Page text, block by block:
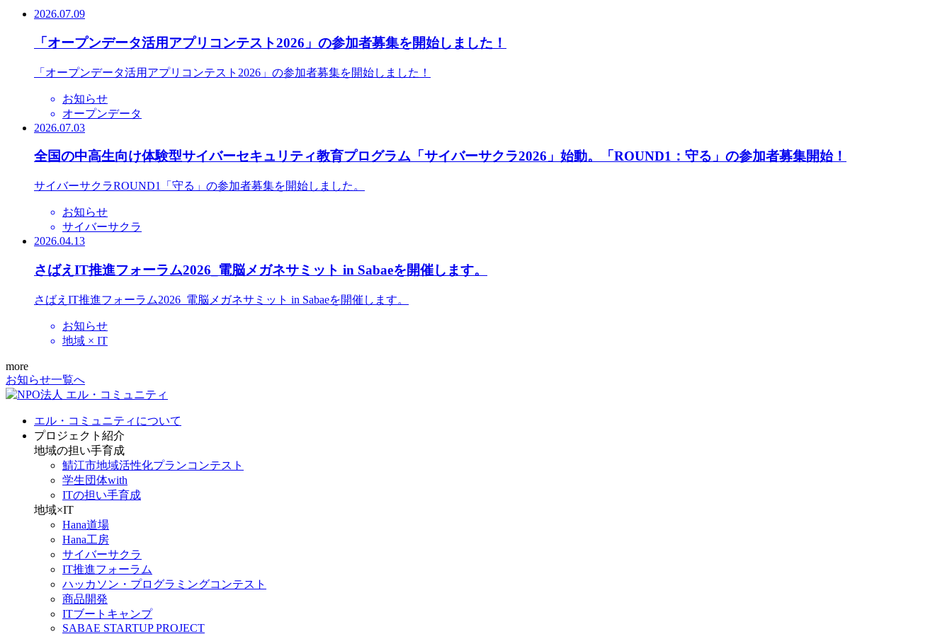
2026.07.09
「オープンデータ活用アプリコンテスト2026」の参加者募集を開始しました！
「オープンデータ活用アプリコンテスト2026」の参加者募集を開始しました！
お知らせ
オープンデータ
2026.07.03
全国の中高生向け体験型サイバーセキュリティ教育プログラム「サイバーサクラ2026」始動。「ROUND1：守る」の参加者募集開始！
サイバーサクラROUND1「守る」の参加者募集を開始しました。
お知らせ
サイバーサクラ
2026.04.13
さばえIT推進フォーラム2026_電脳メガネサミット in Sabaeを開催します。
さばえIT推進フォーラム2026_電脳メガネサミット in Sabaeを開催します。
お知らせ
地域 × IT
more
お知らせ一覧へ
エル・コミュニティについて
プロジェクト紹介
地域の担い手育成
鯖江市地域活性化プランコンテスト
学生団体with
ITの担い手育成
地域×IT
Hana道場
Hana工房
サイバーサクラ
IT推進フォーラム
ハッカソン・プログラミングコンテスト
商品開発
ITブートキャンプ
SABAE STARTUP PROJECT